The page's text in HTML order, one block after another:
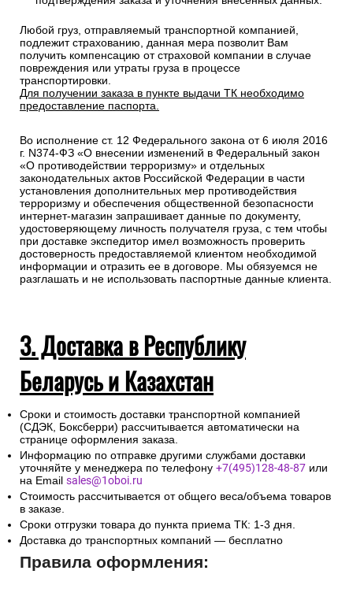
Любой груз, отправляемый транспортной компанией,
подлежит страхованию, данная мера позволит Вам
получить компенсацию от страховой компании в случае
повреждения или утраты груза в процессе
транспортировки.
Для получении заказа в пункте выдачи ТК необходимо
предоставление паспорта.
Во исполнение ст. 12 Федерального закона от 6 июля 2016
г. N374-ФЗ «О внесении изменений в Федеральный закон
«О противодействии терроризму» и отдельных
законодательных актов Российской Федерации в части
установления дополнительных мер противодействия
терроризму и обеспечения общественной безопасности
интернет-магазин запрашивает данные по документу,
удостоверяющему личность получателя груза, с тем чтобы
при доставке экспедитор имел возможность проверить
достоверность предоставляемой клиентом необходимой
информации и отразить ее в договоре. Мы обязуемся не
разглашать и не использовать паспортные данные клиента.
3. Доставка в Республику
Беларусь и Казахстан
Сроки и стоимость доставки транспортной компанией
(СДЭК, Боксберри) рассчитывается автоматически на
странице оформления заказа.
Информацию по отправке другими службами доставки
уточняйте у менеджера по телефону +7(495)128-48-87 или
на Email sales@1oboi.ru
Стоимость рассчитывается от общего веса/объема товаров
в заказе.
Сроки отгрузки товара до пункта приема ТК: 1-3 дня.
Доставка до транспортных компаний — бесплатно
Правила оформления: